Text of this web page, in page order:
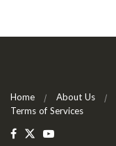
Home About Us
Terms of Services